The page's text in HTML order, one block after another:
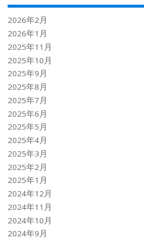
2026年2月
2026年1月
2025年11月
2025年10月
2025年9月
2025年8月
2025年7月
2025年6月
2025年5月
2025年4月
2025年3月
2025年2月
2025年1月
2024年12月
2024年11月
2024年10月
2024年9月